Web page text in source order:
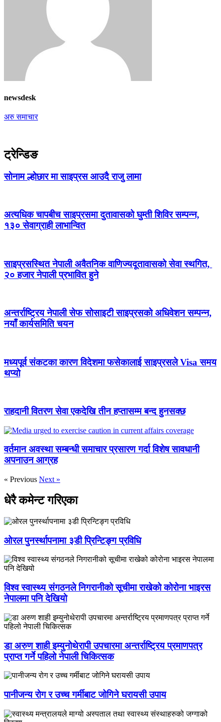
newsdesk
अरु समाचार
ट्रेन्डिङ
सोनाम ल्होछार मा साइप्रस आउदै राजु लामा
अत्यधिक चापबीच साइप्रसमा दुतावासको घुम्ती शिविर सम्पन्न,
१३० सेवाग्राही लाभान्वित
साइप्रसस्थित नेपाली अवैतनिक वाणिज्यदूतावासको सेवा स्थगित,
२० हजार नेपाली प्रभावित हुने
अन्तर्राष्ट्रिय नेपाली सेफ सोसाइटी साइप्रसको अधिवेशन सम्पन्न,
नयाँ कार्यसमिति चयन
मध्यपूर्व संकटका कारण विदेशमा फसेकालाई साइप्रसले Visa समय
थप्यो
राहदानी वितरण सेवा एकदेखि तीन हप्तासम्म बन्द हुनसक्छ
वर्तमान अवस्था सम्बन्धी समाचार प्रसारण गर्दा विशेष सावधानी
अपनाउन आग्रह
« Previous Next »
धेरै कमेन्ट गरिएका
ओरल पुनर्स्थापनामा ३डी प्रिन्टिङ्ग प्रविधि
विश्व स्वास्थ्य संगठनले निगरानीको सूचीमा राखेको कोरोना भाइरस
नेपालमा पनि देखियो
डा अरुण शाही इम्युनोथेरापी उपचारमा अन्तर्राष्ट्रिय प्रमाणपत्र
प्राप्त गर्ने पहिलो नेपाली चिकित्सक
पानीजन्य रोग र उच्च गर्मीबाट जोगिने घरायसी उपाय